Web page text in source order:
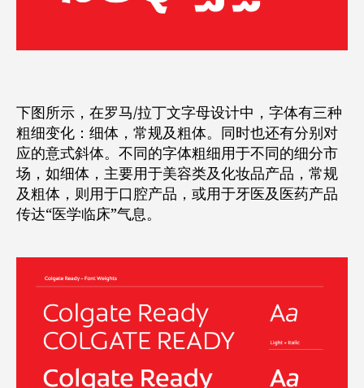
下图所示，在罗马/拉丁文字母设计中，字体有三种
粗细变化：细体，常规及粗体。同时也还有分别对
应的意式斜体。不同的字体粗细用于不同的细分市
场，如细体，主要用于美容类及化妆品产品，常规
及粗体，则用于口腔产品，或用于牙医及医药产品
传达“医学临床”气息。